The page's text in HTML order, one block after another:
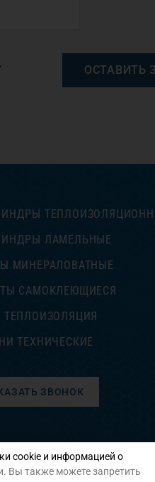
ОСТАВИТЬ
ЛАМЕЛЬНЫЕ
МИНЕРАЛОВАТНЫЕ
САМОКЛЕЮЩИЕСЯ
ТЕПЛОИЗОЛЯЦИЯ
ТЕХНИЧЕСКИЕ
ЗВОНОК
cookie и информацией о
Вы также можете запретить